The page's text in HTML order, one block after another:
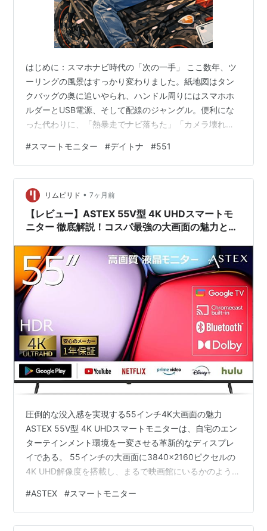
はじめに：スマホナビ時代の「次の一手」 ここ数年、ツ
ーリングの風景はすっかり変わりました。紙地図はタン
クバッグの奥に追いやられ、ハンドル周りにはスマホホ
ルダーとUSB電源、そして配線のジャングル。便利にな
った代わりに、「熱暴走でナビ落ちた」「カメラ壊れ
えましたよね。 そんな“スマホナビ時代の行き詰まり
感”に、横からスッと割り込んできたのが、Daytona「モ
トスマートモニター551」。 スマホをむき出しで晒すの
ではなく、「スマホはポケットにしまって、バイクには
専用モニターを」という発想の転換です。5.5インチの
IPS液晶、防塵防水、アルミハイブ…
#スマートモニター #デイトナ #551
リムピリド • 7ヶ月前
【レビュー】ASTEX 55V型 4K UHDスマートモ
ニター 徹底解説！コスパ最強の大画面の魅力と
圧倒的な没入感を実現する55インチ4K大画面の魅力
ASTEX 55V型 4K UHDスマートモニターは、自宅のエン
ターテインメント環境を一変させる革新的なディスプレ
イである。 55インチの大画面に3840×2160ピクセルの
4K UHD解像度を搭載し、まるで映画館にいるかのような
う緻密な描写力は、細部まで鮮明に映し出す。 16.7M色
の豊かな色彩表現と最大220cd/m²の輝度により、明暗の
コントラストがはっきりと表現され、映像作品本来の美
#ASTEX #スマートモニター